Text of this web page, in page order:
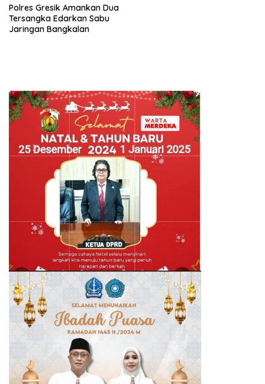
Polres Gresik Amankan Dua
Tersangka Edarkan Sabu
Jaringan Bangkalan